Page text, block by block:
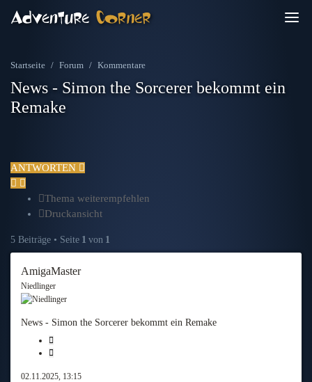
Startseite Forum Kommentare
News - Simon the Sorcerer bekommt ein
Remake
ANTWORTEN
Thema weiterempfehlen
Druckansicht
5 Beiträge • Seite 1 von 1
AmigaMaster
Niedlinger
News - Simon the Sorcerer bekommt ein Remake
02.11.2025, 13:15